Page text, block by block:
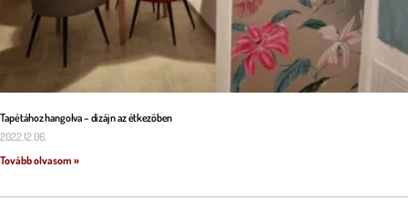
Tapétához hangolva – dizájn az étkezőben
2022.12.06.
Tovább olvasom »